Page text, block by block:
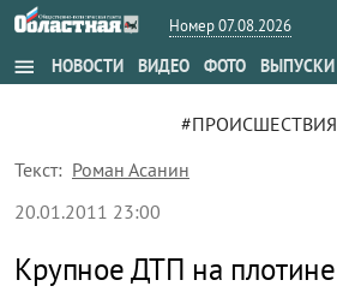
Номер 07.08.2026
menu НОВОСТИ ВИДЕО ФОТО ВЫПУСКИ
#ПРОИСШЕСТВИЯ
Текст: Роман Асанин
20.01.2011 23:00
Крупное ДТП на плотине